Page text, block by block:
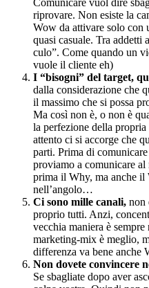
riprovare. Non esiste la
Wow da attivare solo con
quasi casuale. Tra addetti
culo”. Come quando un
vuole il cliente eh)
I “bisogni” del target,
dalla considerazione che
il massimo che si possa
Ma così non è, o non è
la perfezione della
attento ci si accorge che
parti. Prima di
proviamo a comunicare
prima il Why, ma anche il
nell’angolo…
Ci sono mille canali, non
proprio tutti. Anzi,
vecchia maniera è
marketing-mix è meglio,
differenza va bene
Non dovete convincere
Se sbagliate dopo aver